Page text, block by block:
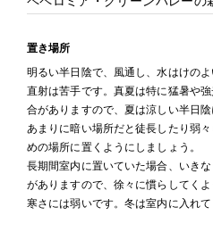
置き場所
明るい半日陰で、風通し、水はけのよ
直射は苦手です。真夏は特に猛暑や
合がありますので、夏は涼しい半日陰
あまりに暗い場所だと徒長したり弱
めの場所に置くようにしましょう。
長期間室内に置いていた場合、いき
がありますので、徐々に慣らしてくよ
寒さには弱いです。冬は室内に入れ